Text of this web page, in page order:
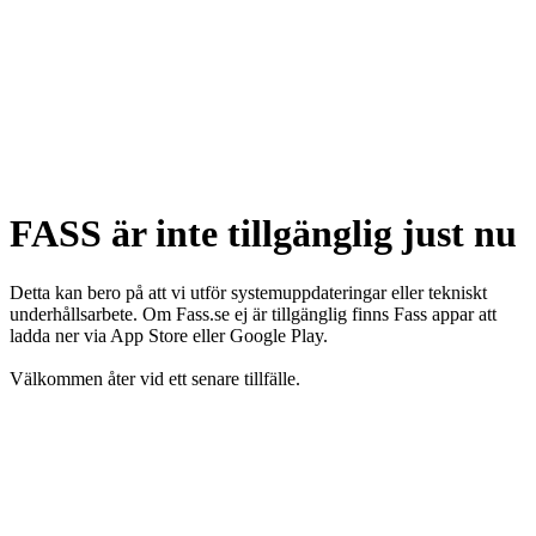
FASS är inte tillgänglig just nu
Detta kan bero på att vi utför systemuppdateringar eller tekniskt
underhållsarbete. Om Fass.se ej är tillgänglig finns Fass appar att
ladda ner via App Store eller Google Play.
Välkommen åter vid ett senare tillfälle.